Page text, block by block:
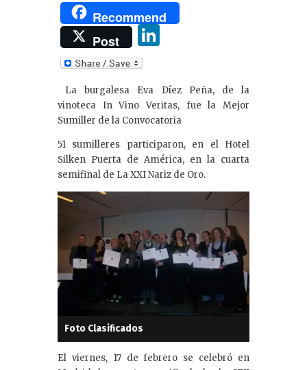
Recommend
Post
k
e
dI
n
La burgalesa Eva Díez Peña, de la
vinoteca In Vino Veritas, fue la Mejor
Sumiller de la Convocatoria
51 sumilleres participaron, en el Hotel
Silken Puerta de América, en la cuarta
semifinal de La XXI Nariz de Oro.
Foto Clasificados
El viernes, 17 de febrero se celebró en